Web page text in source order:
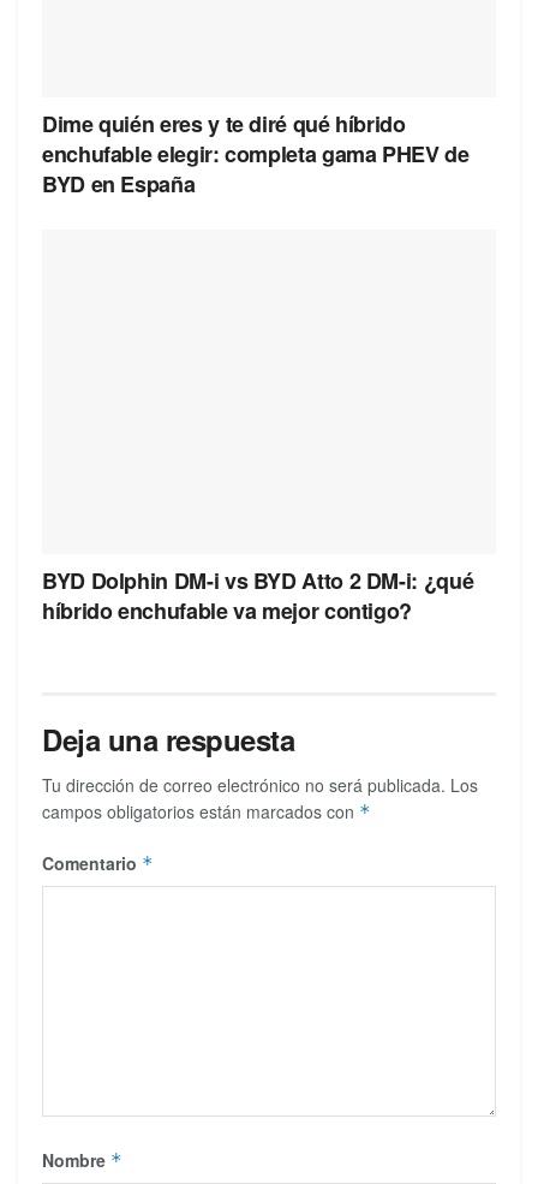
Dime quién eres y te diré qué híbrido
enchufable elegir: completa gama PHEV de
BYD en España
BYD Dolphin DM-i vs BYD Atto 2 DM-i: ¿qué
híbrido enchufable va mejor contigo?
Deja una respuesta
Tu dirección de correo electrónico no será publicada. Los
campos obligatorios están marcados con *
Comentario *
Nombre *